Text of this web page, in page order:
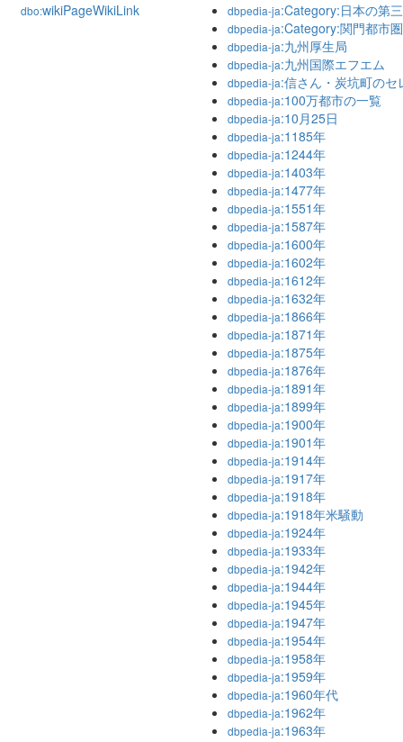
dbo:wikiPageWikiLink dbpedia-ja:Category:日本の第
dbpedia-ja:Category:関門都市圏
dbpedia-ja:九州厚生局
dbpedia-ja:九州国際エフエム
dbpedia-ja:信さん・炭坑町のセ
dbpedia-ja:100万都市の一覧
dbpedia-ja:10月25日
dbpedia-ja:1185年
dbpedia-ja:1244年
dbpedia-ja:1403年
dbpedia-ja:1477年
dbpedia-ja:1551年
dbpedia-ja:1587年
dbpedia-ja:1600年
dbpedia-ja:1602年
dbpedia-ja:1612年
dbpedia-ja:1632年
dbpedia-ja:1866年
dbpedia-ja:1871年
dbpedia-ja:1875年
dbpedia-ja:1876年
dbpedia-ja:1891年
dbpedia-ja:1899年
dbpedia-ja:1900年
dbpedia-ja:1901年
dbpedia-ja:1914年
dbpedia-ja:1917年
dbpedia-ja:1918年
dbpedia-ja:1918年米騒動
dbpedia-ja:1924年
dbpedia-ja:1933年
dbpedia-ja:1942年
dbpedia-ja:1944年
dbpedia-ja:1945年
dbpedia-ja:1947年
dbpedia-ja:1954年
dbpedia-ja:1958年
dbpedia-ja:1959年
dbpedia-ja:1960年代
dbpedia-ja:1962年
dbpedia-ja:1963年